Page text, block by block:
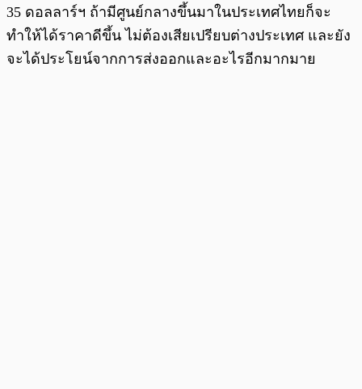
35 ดอลลาร์ฯ ถ้ามีศูนย์กลางขึ้นมาในประเทศไทยก็จะ
ทำให้ได้ราคาดีขึ้น ไม่ต้องเสียเปรียบต่างประเทศ และยัง
จะได้ประโยน์จากการส่งออกและอะไรอีกมากมาย